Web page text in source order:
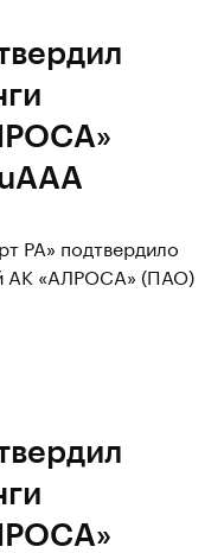
РА» подтвердило
АК «АЛРОСА» (ПАО)